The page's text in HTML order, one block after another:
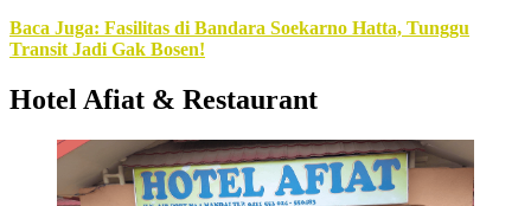
Baca Juga: Fasilitas di Bandara Soekarno Hatta, Tunggu
Transit Jadi Gak Bosen!
Hotel Afiat & Restaurant